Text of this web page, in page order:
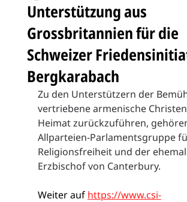
Unterstützung aus
Grossbritannien für die
Schweizer
Bergkarabach
Zu den Unterstützern der
vertriebene armenische
Heimat zurückzuführen,
Allparteien-Parlamentsgruppe
Religionsfreiheit und der
Erzbischof von Canterbury.
Weiter auf https://www.csi-